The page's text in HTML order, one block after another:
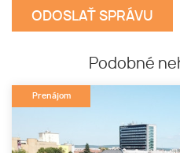
Podobné
Prenájom